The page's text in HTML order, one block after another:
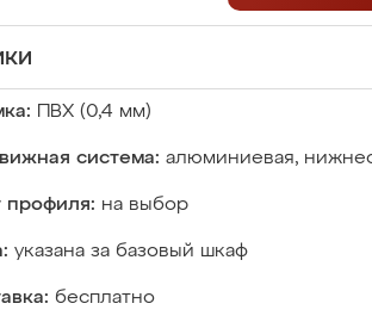
ПВХ (0,4 мм)
система: алюминиевая,
профиля: на выбор
указана за базовый шкаф
бесплатно